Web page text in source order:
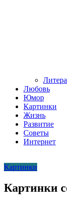
Любовь
Юмор
Картинки
Жизнь
Развитие
Советы
Интернет
Картинки
Картинки